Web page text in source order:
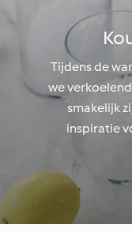
Tijdens de
we
smakelijk
inspiratie